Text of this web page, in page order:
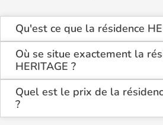
Qu'est ce que la résidence
La résidence HERITAGE est
de type résidence services
Cette résidence du secteur
Provence (13100).
Où se situe exactement la
HERITAGE ?
La résidence HERITAGE est
DE COIRARD à Aix-en-
les Bouches du Rhône (13).
Quel est le prix de la
?
La résidence HERITAGE